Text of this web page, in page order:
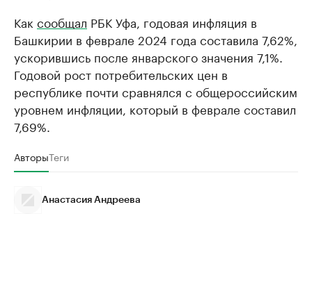
Как сообщал РБК Уфа, годовая инфляция в
Башкирии в феврале 2024 года составила 7,62%,
ускорившись после январского значения 7,1%.
Годовой рост потребительских цен в
республике почти сравнялся с общероссийским
уровнем инфляции, который в феврале составил
7,69%.
АвторыТеги
Анастасия Андреева